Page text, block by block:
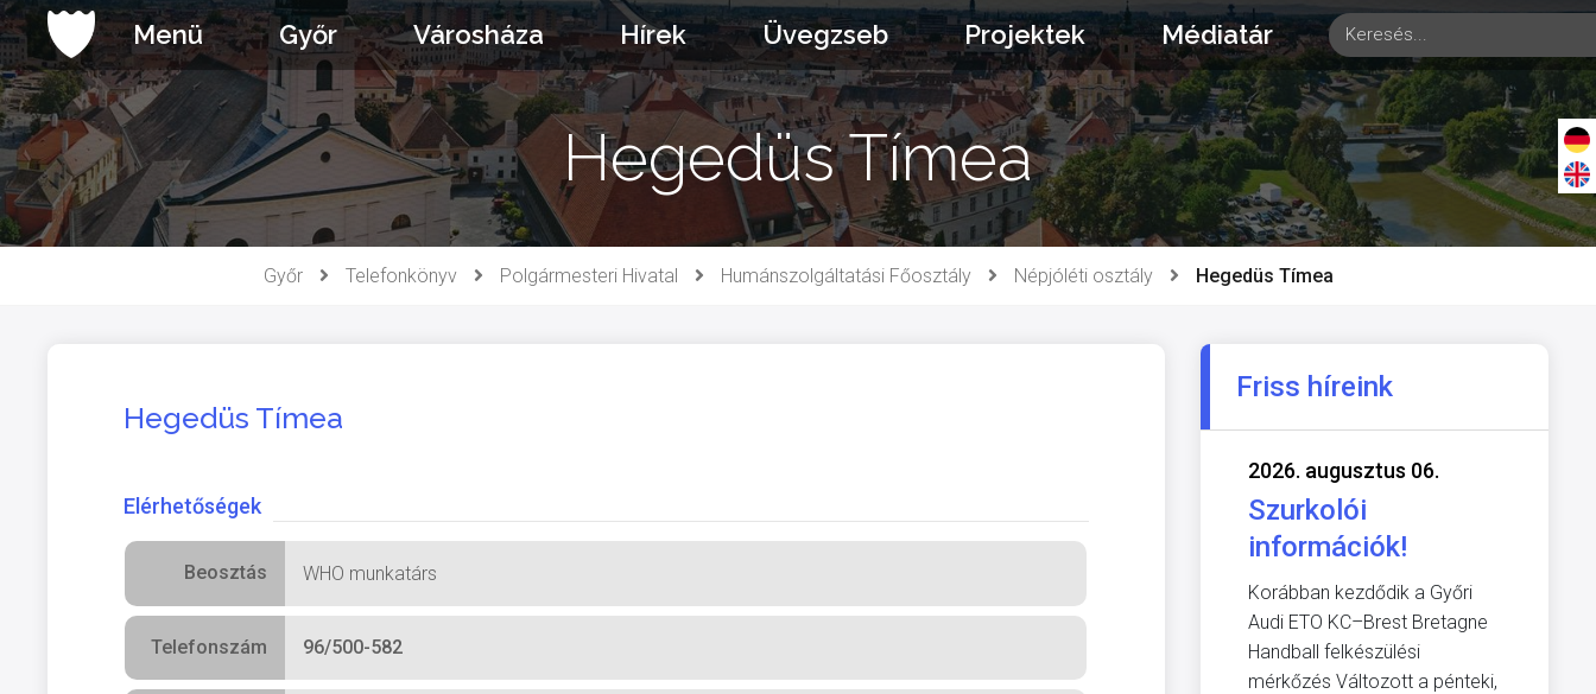
Ugrás
a
tartalomhoz
Menü Győr Városháza Hírek Üvegzseb Projektek Médiatár
Hegedüs Tímea
Győr Telefonkönyv Polgármesteri Hivatal Humánszolgáltatási Főosztály Népjóléti osztály Hegedüs Tímea
Hegedüs Tímea
Elérhetőségek
Beosztás WHO munkatárs
Telefonszám 96/500-582
Friss híreink
2026. augusztus 06.
Szurkolói
információk!
Korábban kezdődik a Győri
Audi ETO KC–Brest Bretagne
Handball felkészülési
mérkőzés Változott a pénteki,